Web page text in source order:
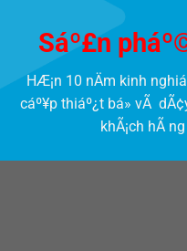
Sáº£n
HÆ¡n 10 nÄm kinh
cáº¥p thiáº¿t bá» vÃ
khÃ¡ch hÃ